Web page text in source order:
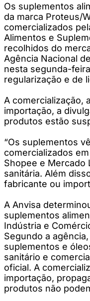
Os suplementos
da marca Proteus/
comercializados
Alimentos e
recolhidos do
Agência Nacional
nesta segunda-
regularização e de
A comercialização,
importação, a
produtos estão
“Os suplementos
comercializados
Shopee e Mercado
sanitária. Além
fabricante ou
A Anvisa
suplementos
Indústria e
Segundo a
suplementos e
sanitário e
oficial. A
importação,
produtos não